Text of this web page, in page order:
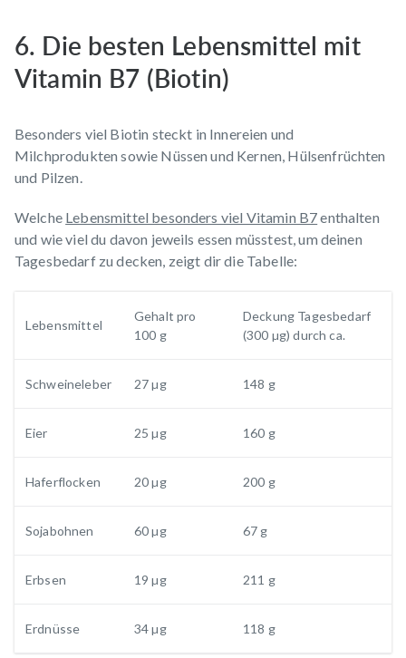
6. Die besten Lebensmittel mit
Vitamin B7 (Biotin)
Besonders viel Biotin steckt in Innereien und
Milchprodukten sowie Nüssen und Kernen, Hülsenfrüchten
und Pilzen.
Welche Lebensmittel besonders viel Vitamin B7enthalten
und wie viel du davon jeweils essen müsstest, um deinen
Tagesbedarf zu decken, zeigt dir die Tabelle:
Lebensmittel
Gehalt pro
100 g
Deckung Tagesbedarf
(300 µg) durch ca.
Schweineleber 27 µg 148 g
Eier 25 µg 160 g
Haferflocken 20 µg 200 g
Sojabohnen 60 µg 67 g
Erbsen 19 µg 211 g
Erdnüsse 34 µg 118 g